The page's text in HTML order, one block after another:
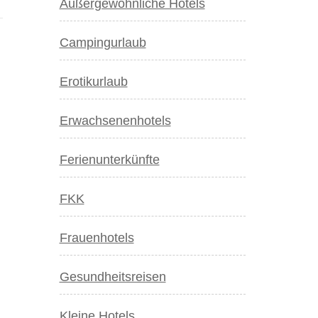
Außergewöhnliche Hotels
Campingurlaub
Erotikurlaub
Erwachsenenhotels
Ferienunterkünfte
FKK
Frauenhotels
Gesundheitsreisen